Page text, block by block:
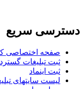
دسترسی سریع
صفحه اختصاصی
ثبت تبلیغات
ثبت اینماد
لیست سایتهای